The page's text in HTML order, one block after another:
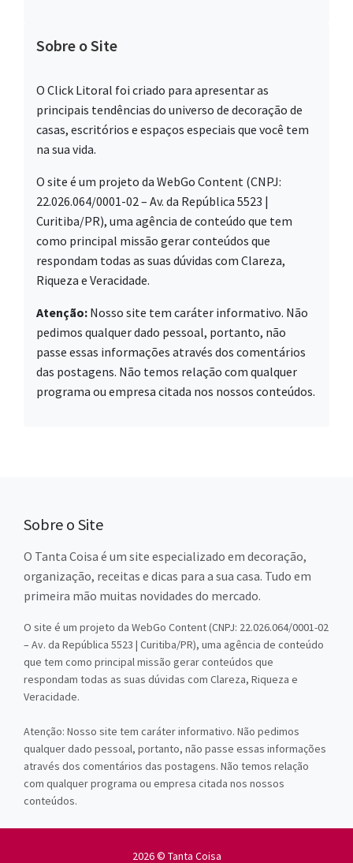
Sobre o Site
O Click Litoral foi criado para apresentar as
principais tendências do universo de decoração de
casas, escritórios e espaços especiais que você tem
na sua vida.
O site é um projeto da WebGo Content (CNPJ:
22.026.064/0001-02 – Av. da República 5523 |
Curitiba/PR), uma agência de conteúdo que tem
como principal missão gerar conteúdos que
respondam todas as suas dúvidas com Clareza,
Riqueza e Veracidade.
Atenção: Nosso site tem caráter informativo. Não
pedimos qualquer dado pessoal, portanto, não
passe essas informações através dos comentários
das postagens. Não temos relação com qualquer
programa ou empresa citada nos nossos conteúdos.
Sobre o Site
O Tanta Coisa é um site especializado em decoração,
organização, receitas e dicas para a sua casa. Tudo em
primeira mão muitas novidades do mercado.
O site é um projeto da WebGo Content (CNPJ: 22.026.064/0001-02
– Av. da República 5523 | Curitiba/PR), uma agência de conteúdo
que tem como principal missão gerar conteúdos que
respondam todas as suas dúvidas com Clareza, Riqueza e
Veracidade.
Atenção: Nosso site tem caráter informativo. Não pedimos
qualquer dado pessoal, portanto, não passe essas informações
através dos comentários das postagens. Não temos relação
com qualquer programa ou empresa citada nos nossos
conteúdos.
2026 © Tanta Coisa